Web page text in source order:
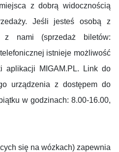
z dobrą widocznością
Jeśli jesteś osobą z
z nami (sprzedaż biletów:
istnieje możliwość
aplikacji MIGAM.PL. Link do
urządzenia z dostępem do
w godzinach: 8.00-16.00,
się na wózkach) zapewnia